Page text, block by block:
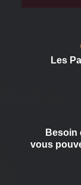
Les
Besoin
vous